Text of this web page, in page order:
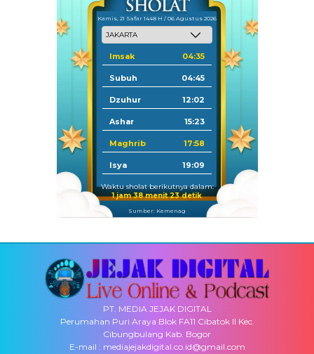
Kamis, 21 Safar 1448 H / 06 Agustus 2026
Imsak 04:35
Subuh 04:45
Dzuhur 12:02
Ashar 15:23
Maghrib 17:58
Isya 19:09
Waktu sholat berikutnya dalam:
1 jam 38 menit 23 detik
Sumber: Kemenag
PT. MEDIA JEJAK DIGITAL
Perumahan Puri Araya Blok FA11 Cibatok II Kec.
Cibungbulang Kab. Bogor
E-mail : mediajejakdigital.co.id@gmail.com